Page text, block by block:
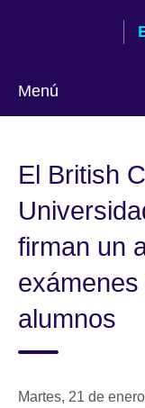
Menú
El British
firman un
alumnos
Martes, 21 de